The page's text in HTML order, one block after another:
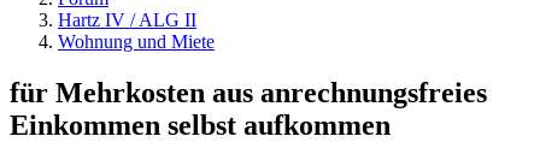
Hartz IV / ALG II
Wohnung und Miete
für Mehrkosten aus anrechnungsfreies
Einkommen selbst aufkommen